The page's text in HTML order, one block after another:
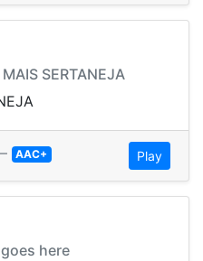
SERTANEJA
AAC+ Play
here